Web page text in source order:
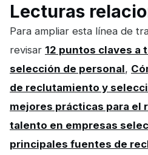
Lecturas
Para ampliar esta línea de
revisar 12 puntos claves a
selección de personal,
de reclutamiento y
mejores prácticas para el
talento en empresas
principales fuentes de